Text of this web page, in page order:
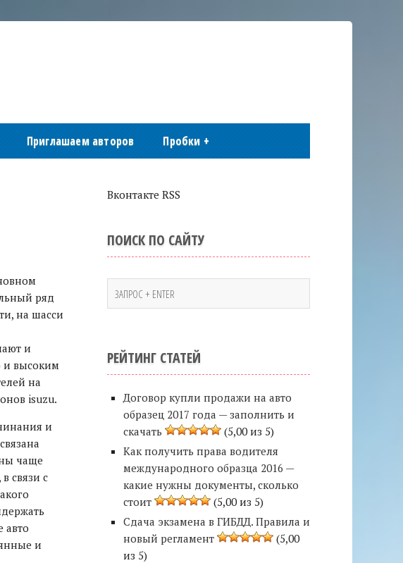
Приглашаем авторов Пробки +
ряд
на шасси
и
и высоким
на
isuzu.
и
чаще
связи с
авто
и
Вконтакте RSS
ПОИСК ПО САЙТУ
РЕЙТИНГ СТАТЕЙ
Договор купли продажи на авто
образец 2017 года — заполнить и
скачать
(5,00 из 5)
Как получить права водителя
международного образца 2016 —
какие нужны документы, сколько
стоит
(5,00 из 5)
Сдача экзамена в ГИБДД. Правила и
новый регламент
(5,00
из 5)